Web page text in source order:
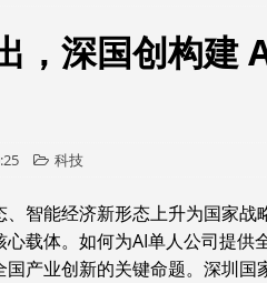
，深国创构建
科技
智能经济新形态上升为国家战
载体。如何为AI单人公司提
产业创新的关键命题。深圳国